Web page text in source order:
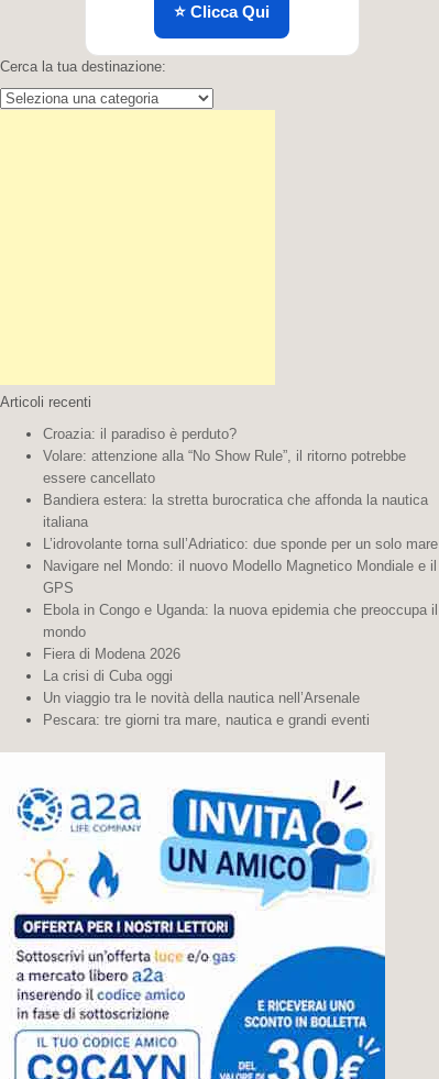
⭐ Clicca Qui
Cerca la tua destinazione:
Cerca
Articoli recenti
Croazia: il paradiso è perduto?
Volare: attenzione alla “No Show Rule”, il ritorno potrebbe
essere cancellato
Bandiera estera: la stretta burocratica che affonda la nautica
italiana
L’idrovolante torna sull’Adriatico: due sponde per un solo mare
Navigare nel Mondo: il nuovo Modello Magnetico Mondiale e il
GPS
Ebola in Congo e Uganda: la nuova epidemia che preoccupa il
mondo
Fiera di Modena 2026
La crisi di Cuba oggi
Un viaggio tra le novità della nautica nell’Arsenale
Pescara: tre giorni tra mare, nautica e grandi eventi